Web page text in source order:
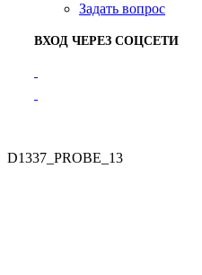
Задать вопрос
ВХОД ЧЕРЕЗ СОЦСЕТИ